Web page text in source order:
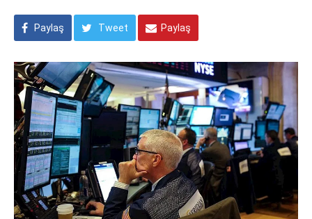
Paylaş Tweet Paylaş